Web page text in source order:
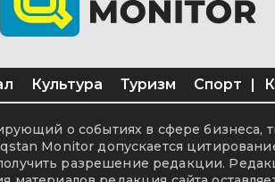
Культура Туризм Спорт |
о событиях в сфере бизнеса,
Monitor допускается
разрешение редакции.